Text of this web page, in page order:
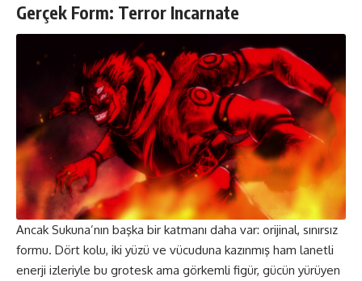
Gerçek Form: Terror Incarnate
Ancak Sukuna’nın başka bir katmanı daha var: orijinal, sınırsız
formu. Dört kolu, iki yüzü ve vücuduna kazınmış ham lanetli
enerji izleriyle bu grotesk ama görkemli figür, gücün yürüyen